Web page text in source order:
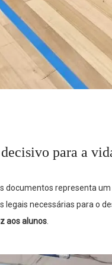
para a
documentos representa um
legais necessárias para o
aos alunos